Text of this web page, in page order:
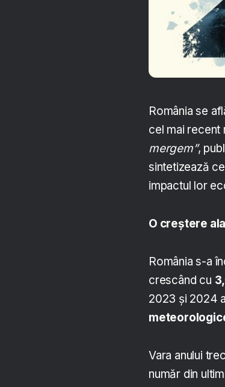
România se
cel mai recent
mergem”,
sintetizează
impactul lor
O creștere
România s-a
crescând cu
2023 și 2024
Vara anului
număr din